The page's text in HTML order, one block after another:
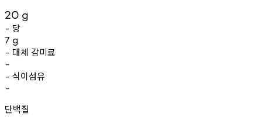
20 g
- 당
7 g
- 대체 감미료
-
- 식이섬유
-
단백질